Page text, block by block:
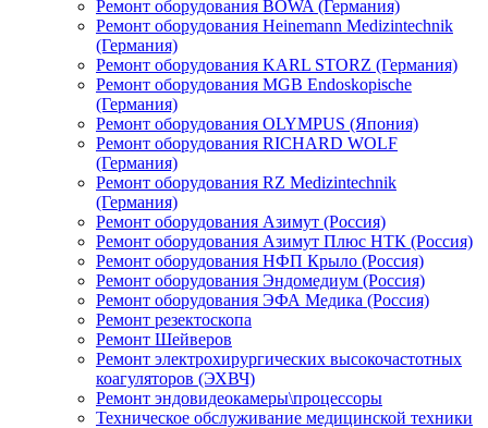
Ремонт оборудования BOWA (Германия)
Ремонт оборудования Heinemann Medizintechnik
(Германия)
Ремонт оборудования KARL STORZ (Германия)
Ремонт оборудования MGB Endoskopische
(Германия)
Ремонт оборудования OLYMPUS (Япония)
Ремонт оборудования RICHARD WOLF
(Германия)
Ремонт оборудования RZ Medizintechnik
(Германия)
Ремонт оборудования Азимут (Россия)
Ремонт оборудования Азимут Плюс НТК (Россия)
Ремонт оборудования НФП Крыло (Россия)
Ремонт оборудования Эндомедиум (Россия)
Ремонт оборудования ЭФА Медика (Россия)
Ремонт резектоскопа
Ремонт Шейверов
Ремонт электрохирургических высокочастотных
коагуляторов (ЭХВЧ)
Ремонт эндовидеокамеры\процессоры
Техническое обслуживание медицинской техники